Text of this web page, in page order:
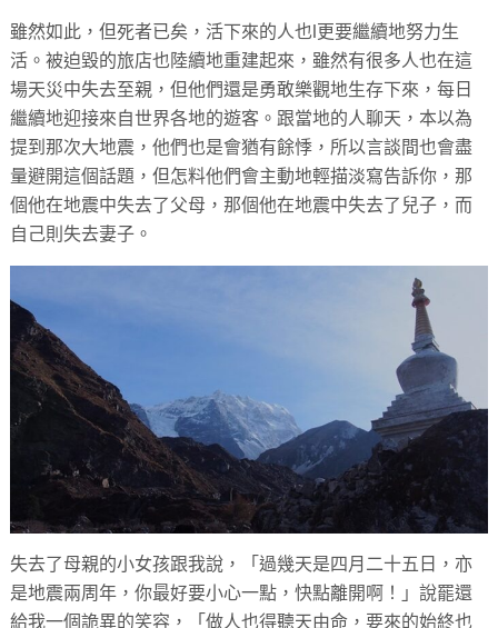
雖然如此，但死者已矣，活下來的人也l更要繼續地努力生
活。被迫毀的旅店也陸續地重建起來，雖然有很多人也在這
場天災中失去至親，但他們還是勇敢樂觀地生存下來，每日
繼續地迎接來自世界各地的遊客。跟當地的人聊天，本以為
提到那次大地震，他們也是會猶有餘悸，所以言談間也會盡
量避開這個話題，但怎料他們會主動地輕描淡寫告訴你，那
個他在地震中失去了父母，那個他在地震中失去了兒子，而
自己則失去妻子。
失去了母親的小女孩跟我說，「過幾天是四月二十五日，亦
是地震兩周年，你最好要小心一點，快點離開啊！」說罷還
給我一個詭異的笑容，「做人也得聽天由命，要來的始終也